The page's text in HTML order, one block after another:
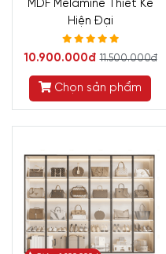
MDF Melamine Thiết Kế
Hiện Đại
10.900.000đ 11.500.000đ
Chọn sản phẩm